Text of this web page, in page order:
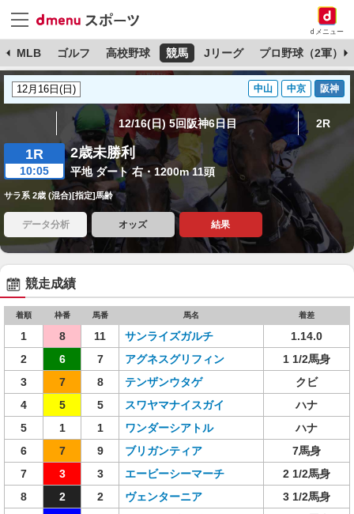
dメニュー
MLB ゴルフ 高校野球 競馬 Jリーグ プロ野球（2軍）
中山 中京 阪神
12/16(日) 5回阪神6日目 2R
1R
10:05
2歳未勝利
平地 ダート 右・1200m 11頭
サラ系 2歳 (混合)[指定]馬齢
データ分析 オッズ 結果
競走成績
着順 枠番 馬番 馬名 着差
1 8 11 サンライズガルチ
1.14.0
2
6 7 アグネスグリフィン
1 1/2馬身
3
7 8 テンザンウタゲ
クビ
4
5 5 スワヤマナイスガイ
ハナ
5
1 1 ワンダーシアトル
ハナ
6
7 9 ブリガンティア
7馬身
7
3 3 エービーシーマーチ
2 1/2馬身
8
2 2 ヴェンターニア
3 1/2馬身